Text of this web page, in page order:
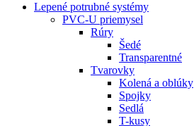
Lepené potrubné systémy
PVC-U priemysel
Rúry
Šedé
Transparentné
Tvarovky
Kolená a oblúky
Spojky
Sedlá
T-kusy